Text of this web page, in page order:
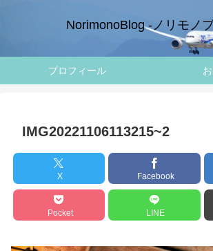
NorimonoBlog -ノリモノ
プロフィール
IMG20221106113215~2
X Facebook
Pocket LINE